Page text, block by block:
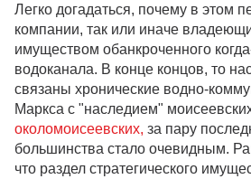
Легко догадаться, почему в этом
компании, так или иначе
имуществом обанкроченного
водоканала. В конце концов, то
связаны хронические водно-
Маркса с "наследием"
околомоисеевских, за пару
большинства стало очевидным.
что раздел стратегического